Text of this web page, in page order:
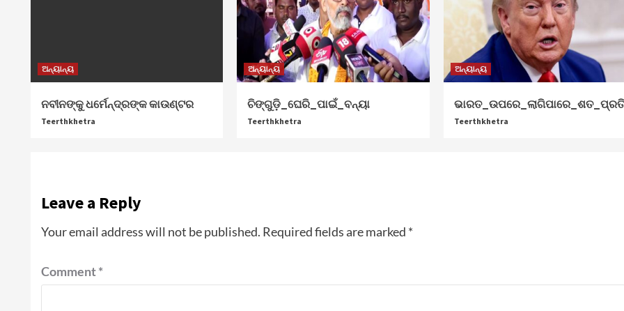
ଅନ୍ୟାନ୍ୟ
ନବୀନଙ୍କୁ ଧର୍ମେନ୍ଦ୍ରଙ୍କ କାଉଣ୍ଟର
Teerthkhetra
ଅନ୍ୟାନ୍ୟ
ଚିଙ୍ଗୁଡ଼ି_ଘେରି_ପାଇଁ_ବନ୍ୟା
Teerthkhetra
ଅନ୍ୟାନ୍ୟ
Teerthkhetra
Leave a Reply
Your email address will not be published. Required fields are marked *
Comment*